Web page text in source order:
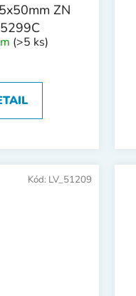
ZN
(>5 ks)
Kód: LV_51209